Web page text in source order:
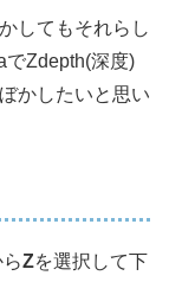
してもそれらし
でZdepth(深度)
かしたいと思い
Zを選択して下